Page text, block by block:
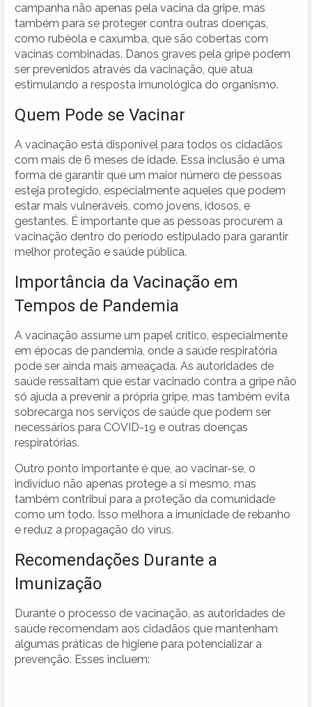
campanha não apenas pela vacina da gripe, mas
também para se proteger contra outras doenças,
como rubéola e caxumba, que são cobertas com
vacinas combinadas. Danos graves pela gripe podem
ser prevenidos através da vacinação, que atua
estimulando a resposta imunológica do organismo.
Quem Pode se Vacinar
A vacinação está disponível para todos os cidadãos
com mais de 6 meses de idade. Essa inclusão é uma
forma de garantir que um maior número de pessoas
esteja protegido, especialmente aqueles que podem
estar mais vulneráveis, como jovens, idosos, e
gestantes. É importante que as pessoas procurem a
vacinação dentro do período estipulado para garantir
melhor proteção e saúde pública.
Importância da Vacinação em
Tempos de Pandemia
A vacinação assume um papel crítico, especialmente
em épocas de pandemia, onde a saúde respiratória
pode ser ainda mais ameaçada. As autoridades de
saúde ressaltam que estar vacinado contra a gripe não
só ajuda a prevenir a própria gripe, mas também evita
sobrecarga nos serviços de saúde que podem ser
necessários para COVID-19 e outras doenças
respiratórias.
Outro ponto importante é que, ao vacinar-se, o
indivíduo não apenas protege a si mesmo, mas
também contribui para a proteção da comunidade
como um todo. Isso melhora a imunidade de rebanho
e reduz a propagação do vírus.
Recomendações Durante a
Imunização
Durante o processo de vacinação, as autoridades de
saúde recomendam aos cidadãos que mantenham
algumas práticas de higiene para potencializar a
prevenção. Esses incluem: